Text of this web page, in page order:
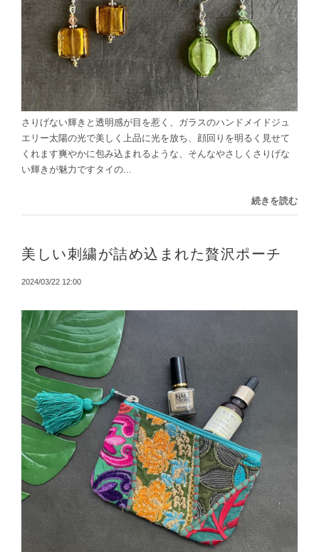
さりげない輝きと透明感が目を惹く、ガラスのハンドメイドジュ
エリー太陽の光で美しく上品に光を放ち、顔回りを明るく見せて
くれます爽やかに包み込まれるような、そんなやさしくさりげな
い輝きが魅力ですタイの...
続きを読む
美しい刺繍が詰め込まれた贅沢ポーチ
2024/03/22 12:00